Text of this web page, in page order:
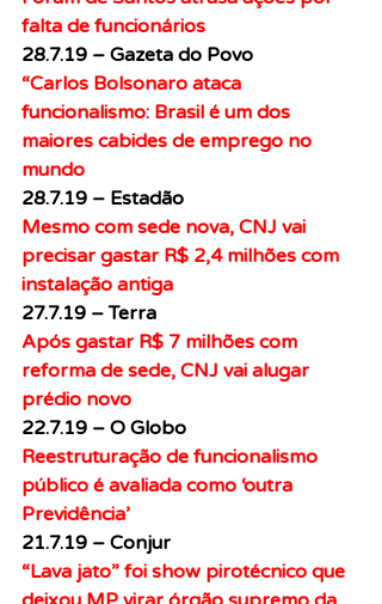
falta de funcionários
28.7.19 – Gazeta do Povo
“Carlos Bolsonaro ataca
funcionalismo: Brasil é um dos
maiores cabides de emprego no
mundo
28.7.19 – Estadão
Mesmo com sede nova, CNJ vai
precisar gastar R$ 2,4 milhões com
instalação antiga
27.7.19 – Terra
Após gastar R$ 7 milhões com
reforma de sede, CNJ vai alugar
prédio novo
22.7.19 – O Globo
Reestruturação de funcionalismo
público é avaliada como ‘outra
Previdência’
21.7.19 – Conjur
“Lava jato” foi show pirotécnico que